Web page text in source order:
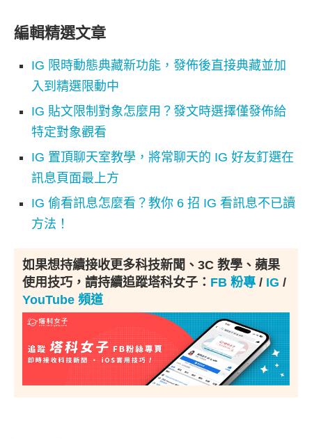
編輯精選文章
IG 限時動態典藏新功能，發佈後直接典藏並加
入到精選限動中
IG 貼文限制對象怎麼用？發文時選擇僅發佈給
特定對象觀看
IG 置頂聊天室教學，將常聊天的 IG 好友釘選在
訊息頁面最上方
IG 偷看訊息怎麼看？教你 6 招 IG 看訊息不已讀
方法！
如果想持續接收更多科技新聞、3C 教學、蘋果
使用技巧，請持續追蹤塔科女子： FB 粉專 / IG /
YouTube 頻道